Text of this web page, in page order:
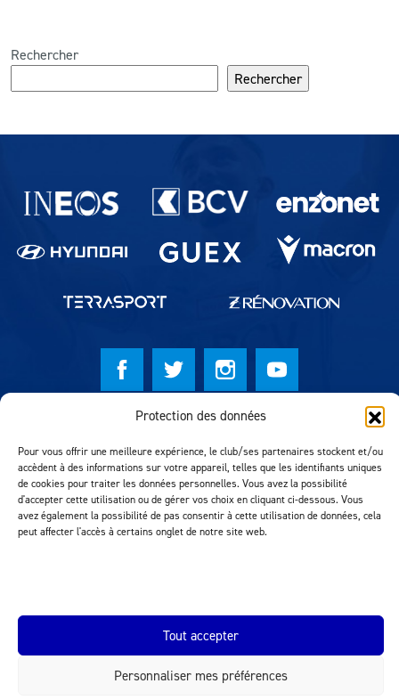
Protection des données
Pour vous offrir une meilleure expérience, le club/ses partenaires stockent et/ou
accèdent à des informations sur votre appareil, telles que les identifiants uniques
de cookies pour traiter les données personnelles. Vous avez la possibilité
d'accepter cette utilisation ou de gérer vos choix en cliquant ci-dessous. Vous
avez également la possibilité de pas consentir à cette utilisation de données, cela
peut affecter l'accès à certains onglet de notre site web.
Tout accepter
Personnaliser mes préférences
Rechercher
Rechercher
Partenaires du lausanne-Sport
© Lausanne Sport Football Club 2026
Réalisation MTM Agency
INEOS.COM